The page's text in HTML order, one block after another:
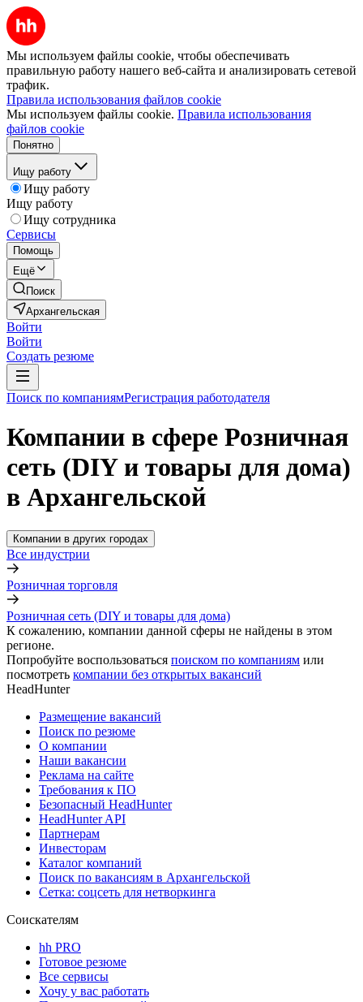
Мы используем файлы cookie, чтобы обеспечивать
правильную работу нашего веб-сайта и анализировать сетевой
трафик.
Правила использования файлов cookie
Мы используем файлы cookie. Правила использования
файлов cookie
Понятно
Ищу работу
Ищу работу
Ищу работу
Ищу сотрудника
Сервисы
Помощь
Ещё
Поиск
Архангельская
Войти
Войти
Создать резюме
Поиск по компаниямРегистрация работодателя
Компании в сфере Розничная
сеть (DIY и товары для дома)
в Архангельской
Компании в других городах
Все индустрии
Розничная торговля
Розничная сеть (DIY и товары для дома)
К сожалению, компании данной сферы не найдены в этом
регионе.
Попробуйте воспользоваться поиском по компаниям или
посмотреть компании без открытых вакансий
HeadHunter
Размещение вакансий
Поиск по резюме
О компании
Наши вакансии
Реклама на сайте
Требования к ПО
Безопасный HeadHunter
HeadHunter API
Партнерам
Инвесторам
Каталог компаний
Поиск по вакансиям в Архангельской
Сетка: соцсеть для нетворкинга
Соискателям
hh PRO
Готовое резюме
Все сервисы
Хочу у вас работать